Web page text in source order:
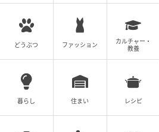
どうぶつ ファッション
カルチャー・
教養
暮らし 住まい レシピ